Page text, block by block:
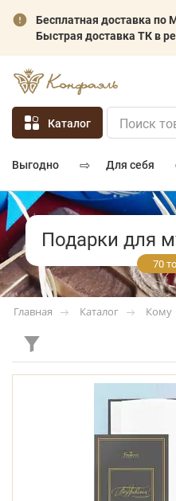
Бесплатная доставка по
Быстрая доставка ТК в
Каталог
выгодно ⇨ для себя
Подарки для
70
Главная Каталог Кому